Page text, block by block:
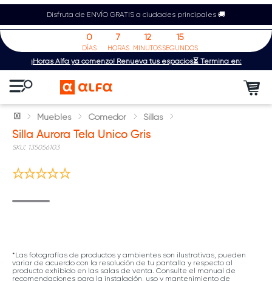
Disfruta de ENVÍO GRATIS a ciudades principales 🚚
¡Horas Alfa ya comenzó! Renueva tus espacios⏳ Termina en:
0
DÍAS
7
HORAS
12
MINUTOS
14
SEGUNDOS
Muebles Comedor Sillas
Silla Aurora Tela Unico Gris
: 135056103
*Las fotografías de productos y ambientes son ilustrativas, pueden
variar de acuerdo con la resolución de tu pantalla y respecto al
producto exhibido en las salas de venta. Consulte el manual de
recomendaciones para la instalación, uso y mantenimiento de